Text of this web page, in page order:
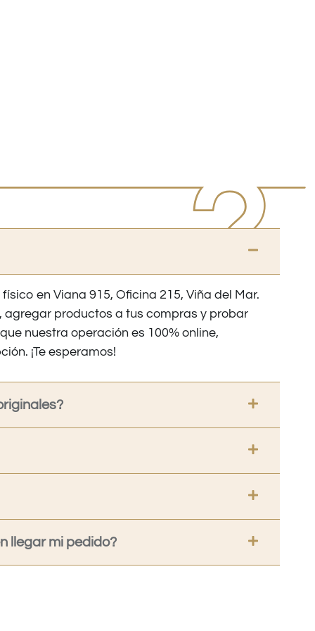
en Viana 915, Oficina 215, Viña del Mar.
agregar productos a tus compras y probar
nuestra operación es 100% online,
¡Te esperamos!
llegar mi pedido?